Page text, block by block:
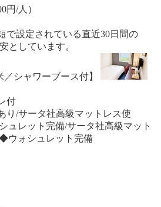
円/人）
で設定されている直近30日間の
としています。
シャワーブース付】
付
り/サータ社高級マットレス使
ュレット完備/サータ社高級マット
ウォシュレット完備